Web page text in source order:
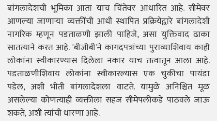
बांगलादेशची भूमिका आता याच चिंतेवर आधारित आहे. सीमेवर
आणल्या जाणाऱ्या व्यक्तींची आधी स्थापित प्रक्रियेद्वारे बांगलादेशी
नागरिक म्हणून पडताळणी झाली पाहिजे, असा युक्तिवाद ढाका
सातत्याने करत आहे. 'बीजीबी'ने कागदपत्रांच्या पुराव्याशिवाय काही
लोकांना स्वीकारण्यास दिलेला नकार याच तत्त्वातून आला आहे.
पडताळणीशिवाय लोकांना स्वीकारल्यास एक चुकीचा पायंडा
पडेल, अशी भीती बांगलादेशला वाटते. यामुळे अनिश्चित मूळ
असलेल्या कोणत्याही व्यक्तीला सहज सीमेपलीकडे पाठवले जाऊ
शकते, अशी त्यांची धारणा आहे.